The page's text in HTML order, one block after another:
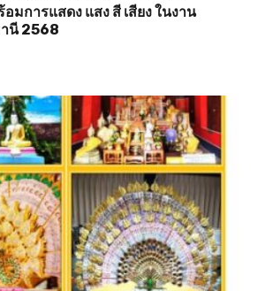
มการแสดง แสง สี เสียง ในงาน
นี 2568